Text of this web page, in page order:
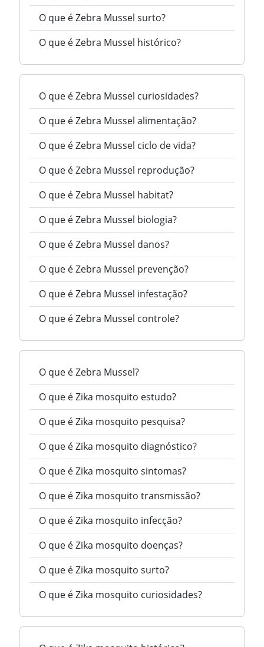
O que é Zebra Mussel surto?
O que é Zebra Mussel histórico?
O que é Zebra Mussel curiosidades?
O que é Zebra Mussel alimentação?
O que é Zebra Mussel ciclo de vida?
O que é Zebra Mussel reprodução?
O que é Zebra Mussel habitat?
O que é Zebra Mussel biologia?
O que é Zebra Mussel danos?
O que é Zebra Mussel prevenção?
O que é Zebra Mussel infestação?
O que é Zebra Mussel controle?
O que é Zebra Mussel?
O que é Zika mosquito estudo?
O que é Zika mosquito pesquisa?
O que é Zika mosquito diagnóstico?
O que é Zika mosquito sintomas?
O que é Zika mosquito transmissão?
O que é Zika mosquito infecção?
O que é Zika mosquito doenças?
O que é Zika mosquito surto?
O que é Zika mosquito curiosidades?